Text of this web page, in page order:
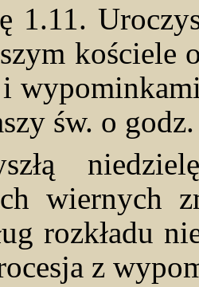
1.11.
kościele
św. o
wiernych
rozkładu
z